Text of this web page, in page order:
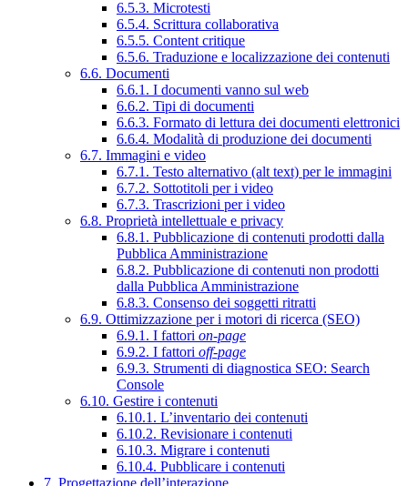
6.5.3. Microtesti
6.5.4. Scrittura collaborativa
6.5.5. Content critique
6.5.6. Traduzione e localizzazione dei contenuti
6.6. Documenti
6.6.1. I documenti vanno sul web
6.6.2. Tipi di documenti
6.6.3. Formato di lettura dei documenti elettronici
6.6.4. Modalità di produzione dei documenti
6.7. Immagini e video
6.7.1. Testo alternativo (alt text) per le immagini
6.7.2. Sottotitoli per i video
6.7.3. Trascrizioni per i video
6.8. Proprietà intellettuale e privacy
6.8.1. Pubblicazione di contenuti prodotti dalla
Pubblica Amministrazione
6.8.2. Pubblicazione di contenuti non prodotti
dalla Pubblica Amministrazione
6.8.3. Consenso dei soggetti ritratti
6.9. Ottimizzazione per i motori di ricerca (SEO)
6.9.1. I fattori on-page
6.9.2. I fattori off-page
6.9.3. Strumenti di diagnostica SEO: Search
Console
6.10. Gestire i contenuti
6.10.1. L’inventario dei contenuti
6.10.2. Revisionare i contenuti
6.10.3. Migrare i contenuti
6.10.4. Pubblicare i contenuti
7. Progettazione dell’interazione